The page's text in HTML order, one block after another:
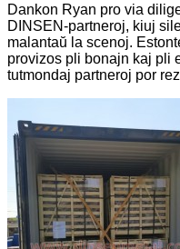
Dankon Ryan pro via
DINSEN-partneroj, kiuj
malantaŭ la scenoj.
provizos pli bonajn kaj pli
tutmondaj partneroj por